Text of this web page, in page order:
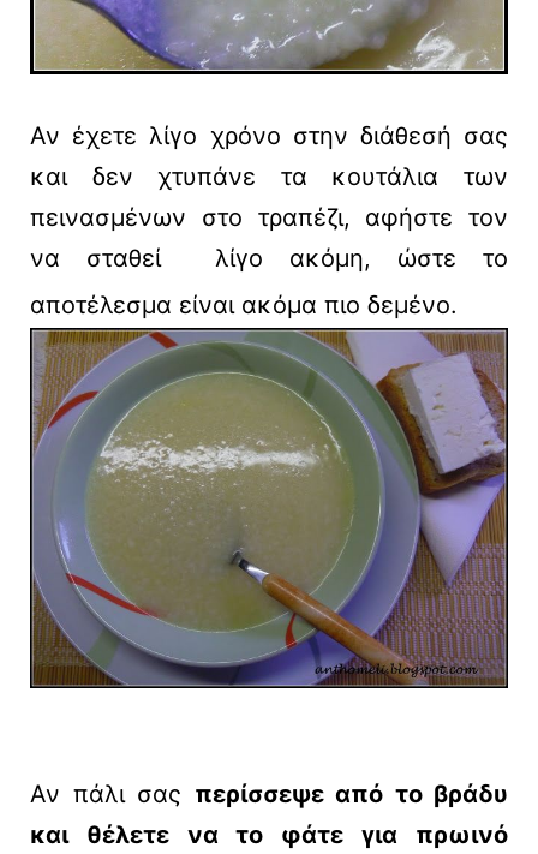
Αν έχετε λίγο χρόνο στην διάθεσή σας
και δεν χτυπάνε τα κουτάλια των
πεινασμένων στο τραπέζι, αφήστε τον
να σταθεί λίγο ακόμη, ώστε το
αποτέλεσμα είναι ακόμα πιο δεμένο.
Αν πάλι σας περίσσεψε από το βράδυ
και θέλετε να το φάτε για πρωινό